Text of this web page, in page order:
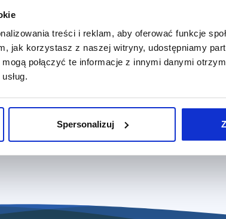
treści i reklam, aby oferować funkcje
jak korzystasz z naszej witryny, udostępniamy
połączyć te informacje z innymi danymi
Spersonalizuj